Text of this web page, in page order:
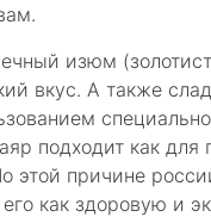
изюм
вкус. А также
подходит как для
причине
как здоровую и